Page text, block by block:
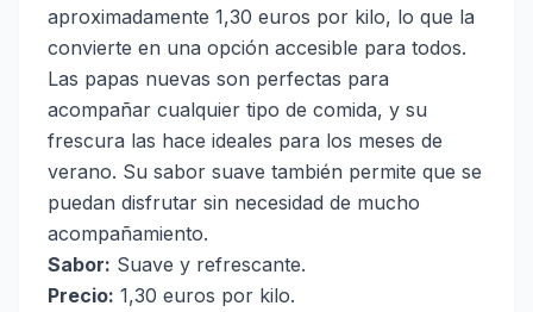
aproximadamente 1,30 euros por kilo, lo que la
convierte en una opción accesible para todos.
Las papas nuevas son perfectas para
acompañar cualquier tipo de comida, y su
frescura las hace ideales para los meses de
verano. Su sabor suave también permite que se
puedan disfrutar sin necesidad de mucho
acompañamiento.
Sabor: Suave y refrescante.
Precio: 1,30 euros por kilo.